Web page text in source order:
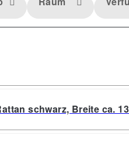
schwarz, Breite ca.